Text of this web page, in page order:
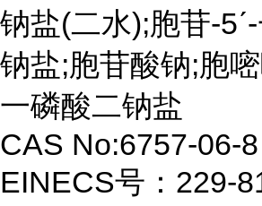
钠盐(二水);胞苷-
钠盐;胞苷酸钠;胞
一磷酸二钠盐
CAS No:6757-06-8
EINECS号：229-